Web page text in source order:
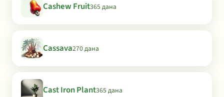
Cashew Fruit365 дана
Cassava270 дана
Cast Iron Plant365 дана